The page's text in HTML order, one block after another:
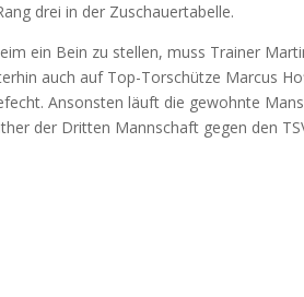
drei in der Zuschauertabelle.
ein Bein zu stellen, muss Trainer
auch auf Top-Torschütze Marcus
Ansonsten läuft die gewohnte
der Dritten Mannschaft gegen den